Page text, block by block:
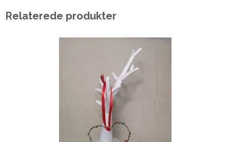
Relaterede produkter